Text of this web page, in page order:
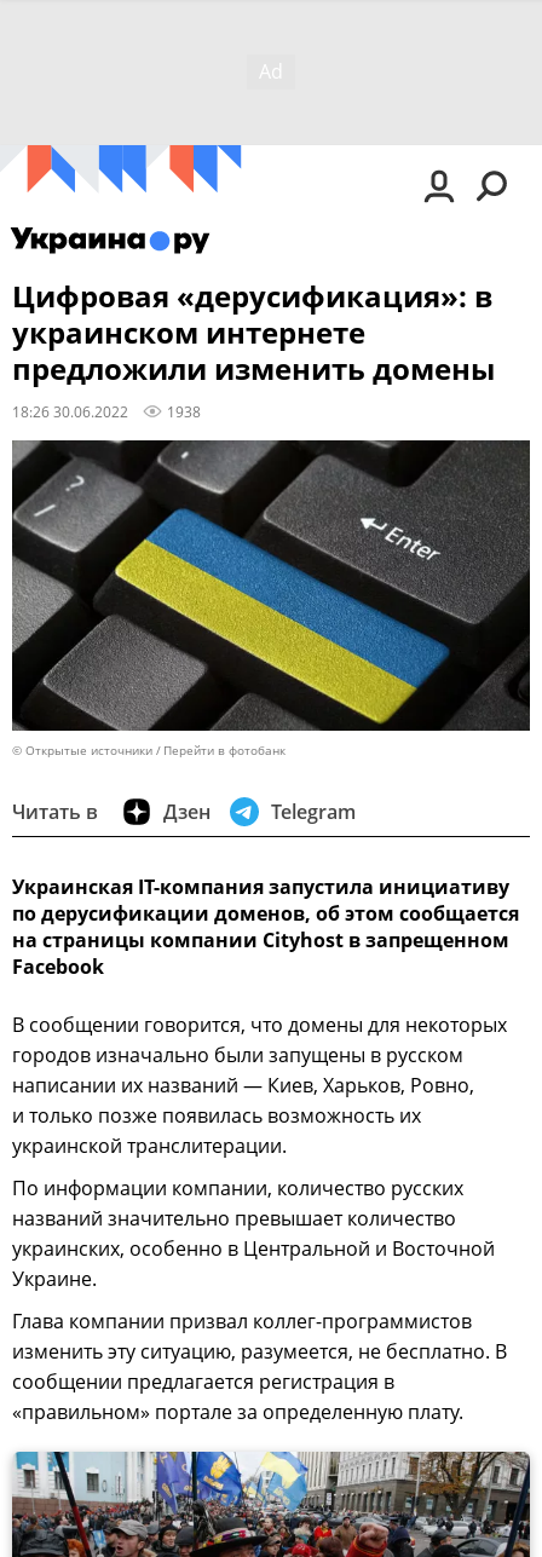
Цифровая «дерусификация»: в
украинском интернете
предложили изменить домены
18:26 30.06.2022 1938
© Открытые источники Перейти в фотобанк
Читать в Дзен Telegram
Украинская IT-компания запустила инициативу
по дерусификации доменов, об этом сообщается
на страницы компании Cityhost в запрещенном
Facebook
В сообщении говорится, что домены для некоторых
городов изначально были запущены в русском
написании их названий — Киев, Харьков, Ровно,
и только позже появилась возможность их
украинской транслитерации.
По информации компании, количество русских
названий значительно превышает количество
украинских, особенно в Центральной и Восточной
Украине.
Глава компании призвал коллег-программистов
изменить эту ситуацию, разумеется, не бесплатно. В
сообщении предлагается регистрация в
«правильном» портале за определенную плату.